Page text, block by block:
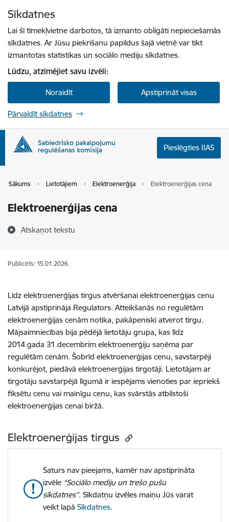
Sīkdatnes
Lai šī tīmekļvietne darbotos, tā izmanto obligāti nepieciešamās
sīkdatnes. Ar Jūsu piekrišanu papildus šajā vietnē var tikt
izmantotas statistikas un sociālo mediju sīkdatnes.
Lūdzu, atzīmējiet savu izvēli:
Noraidīt Apstiprināt visas
Pārvaldīt sīkdatnes
Pieslēgties IIAS
Sākums Lietotājiem Elektroenerģija Elektroenerģijas cena
Elektroenerģijas cena
Atskaņot tekstu
Publicēts: 15.01.2026.
Līdz elektroenerģijas tirgus atvēršanai elektroenerģijas cenu
Latvijā apstiprināja Regulators. Atteikšanās no regulētām
elektroenerģijas cenām notika, pakāpeniski atverot tirgu.
Mājsaimniecības bija pēdējā lietotāju grupa, kas līdz
2014.gada 31.decembrim elektroenerģiju saņēma par
regulētām cenām. Šobrīd elektroenerģijas cenu, savstarpēji
konkurējot, piedāvā elektroenerģijas tirgotāji. Lietotājam ar
tirgotāju savstarpējā līgumā ir iespējams vienoties par iepriekš
fiksētu cenu vai mainīgu cenu, kas svārstās atbilstoši
elektroenerģijas cenai biržā.
Elektroenerģijas tirgus
Saturs nav pieejams, kamēr nav apstiprināta
izvēle “Sociālo mediju un trešo pušu
sīkdatnes”. Sīkdatņu izvēles maiņu Jūs varat
veikt lapā Sīkdatnes.